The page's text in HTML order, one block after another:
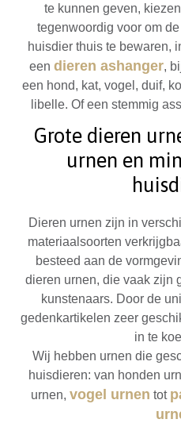
te kunnen geven,
tegenwoordig voor om
huisdier thuis te bewaren,
een dieren ashanger,
een hond, kat, vogel, duif,
libelle. Of een stemmig
Grote dieren
urnen en
Dieren urnen zijn in
materiaalsoorten
besteed aan de
dieren urnen, die vaak zijn
kunstenaars. Door de
gedenkartikelen zeer
in te
Wij hebben urnen die
huisdieren: van honden
urnen, vogel urnen tot